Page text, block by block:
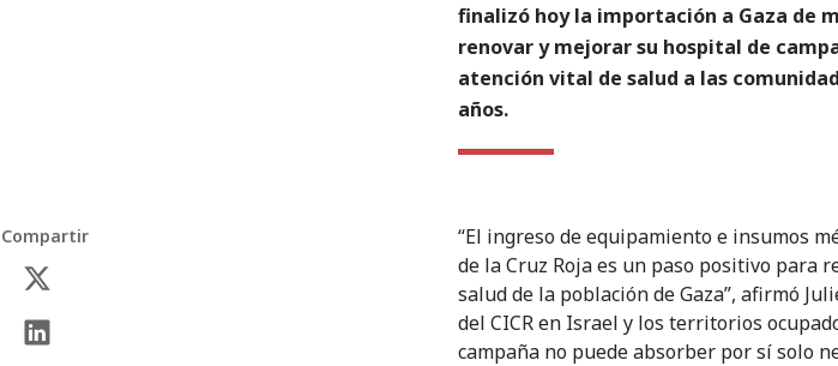
finalizó hoy la importación a Gaza de
renovar y mejorar su hospital de
atención vital de salud a las
años.
Compartir
“El ingreso de equipamiento e insumos
de la Cruz Roja es un paso positivo para
salud de la población de Gaza”, afirmó
del CICR en Israel y los territorios
campaña no puede absorber por sí solo